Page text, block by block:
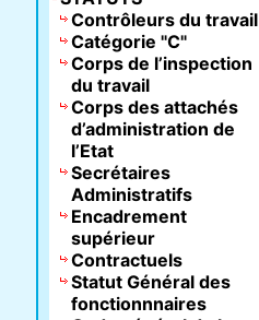
Contrôleurs du travail
Catégorie "C"
Corps de l’inspection
du travail
Corps des attachés
d’administration de
l’Etat
Secrétaires
Administratifs
Encadrement
supérieur
Contractuels
Statut Général des
fonctionnnaires